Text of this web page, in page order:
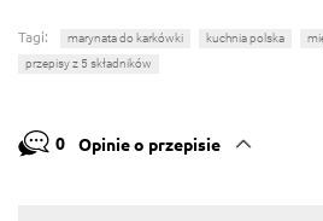
Tagi: marynata do karkówki kuchnia polska
przepisy z 5 składników
0 Opinie o przepisie